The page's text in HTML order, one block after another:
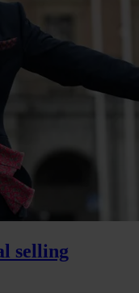
selling